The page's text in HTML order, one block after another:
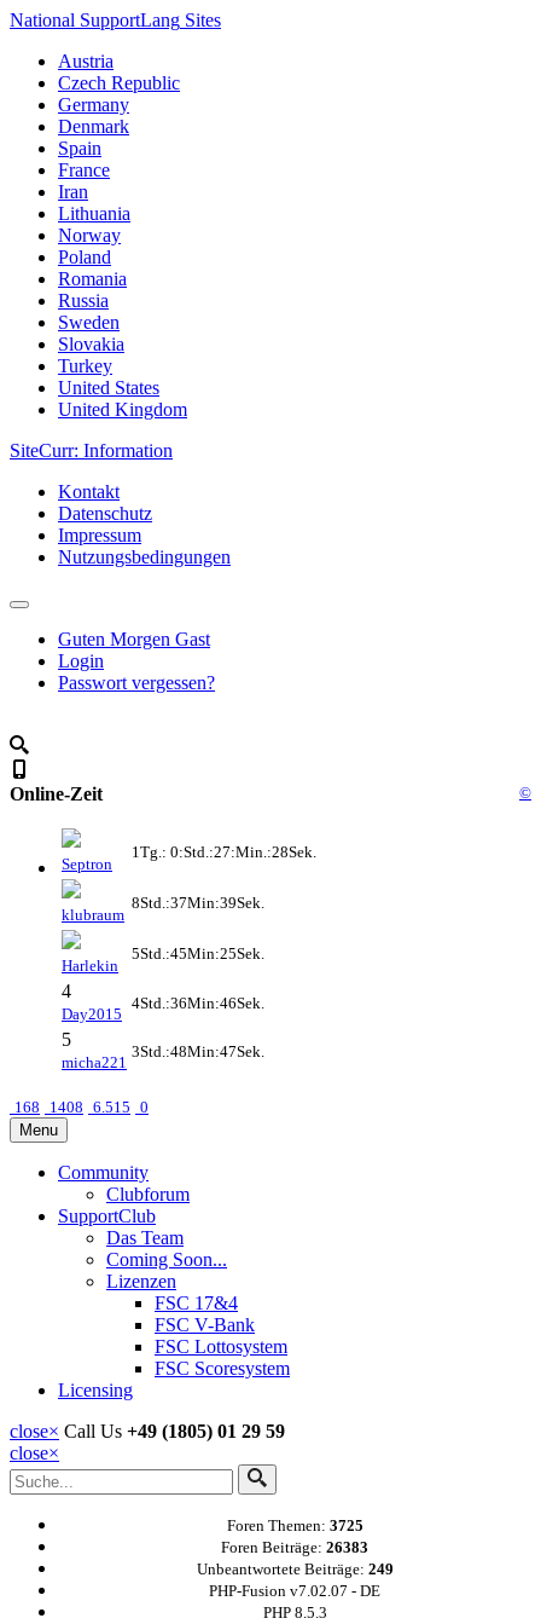
National SupportLang Sites
Austria
Czech Republic
Germany
Denmark
Spain
France
Iran
Lithuania
Norway
Poland
Romania
Russia
Sweden
Slovakia
Turkey
United States
United Kingdom
SiteCurr: Information
Kontakt
Datenschutz
Impressum
Nutzungsbedingungen
Guten Morgen Gast
Login
Passwort vergessen?
Online-Zeit ©
Septron
1Tg.: 0:Std.:27:Min.:28Sek.
klubraum
8Std.:37Min:39Sek.
Harlekin
5Std.:45Min:25Sek.
4
Day2015
4Std.:36Min:46Sek.
5
micha221
3Std.:48Min:47Sek.
168 1408 6.515 0
Menu
Community
Clubforum
SupportClub
Das Team
Coming Soon...
Lizenzen
FSC 17&4
FSC V-Bank
FSC Lottosystem
FSC Scoresystem
Licensing
close× Call Us +49 (1805) 01 29 59
close×
Foren Themen: 3725
Foren Beiträge: 26383
Unbeantwortete Beiträge: 249
PHP-Fusion v7.02.07 - DE
PHP 8.5.3